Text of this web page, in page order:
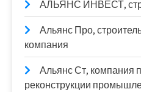
АЛЬЯНС ИНВЕСТ,
Альянс Про,
компания
Альянс Ст, компания
реконструкции